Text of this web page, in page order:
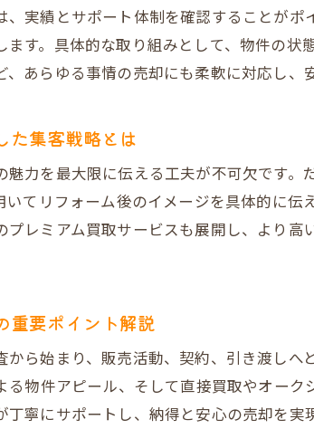
プレミアム不動産売却
VR内覧やオリジナル図
オークション買取で高
多様な不動産売却事例
不動産売却を考えるなら失
不動産売却前に知ってお
買取業者の選定と不動
地域密着型不動産売却
売却後のトラブルを防
実績とサポート体制を確認することが
す。具体的な取り組みとして、物件の
あらゆる事情の売却にも柔軟に対応し、
た集客戦略とは
力を最大限に伝える工夫が不可欠です
いてリフォーム後のイメージを具体的に
レミアム買取サービスも展開し、より
重要ポイント解説
ら始まり、販売活動、契約、引き渡し
る物件アピール、そして直接買取やオー
寧にサポートし、納得と安心の売却を実